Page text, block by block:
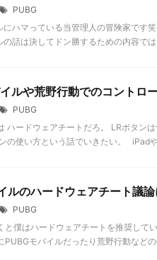
PUBG
にハマっている当管理人の冒険家です
の話は決してドン勝するための内容で
ルや荒野行動でのコントロ
PUBG
ハードウェアチートだろ。 LRボタン
の使い方という話でいきたい。 iPad
ルのハードウェアチート議
PUBG
と僕はハードウェアチートを推奨して
PUBGモバイルだったり荒野行動など